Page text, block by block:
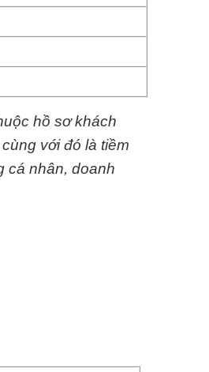
hồ sơ khách
với đó là tiềm
cá nhân, doanh